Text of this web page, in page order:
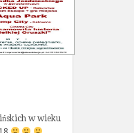
w wieku